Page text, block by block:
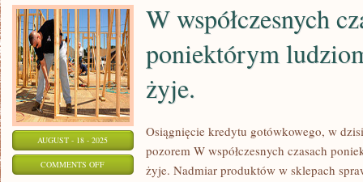
AUGUST - 18 - 2025
COMMENTS OFFON
W współczesnych
poniektórym
żyje.
Osiągnięcie kredytu gotówkowego, w
pozorem W współczesnych czasach
żyje. Nadmiar produktów w sklepach